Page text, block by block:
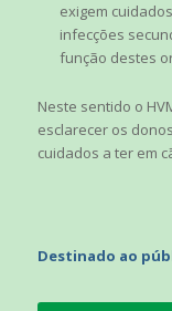
exigem
infecções
função destes
Neste sentido o
esclarecer os
cuidados a ter em
Destinado ao